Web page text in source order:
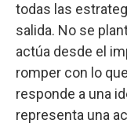
todas las
salida. No se
actúa desde el
romper con lo
responde a una
representa una